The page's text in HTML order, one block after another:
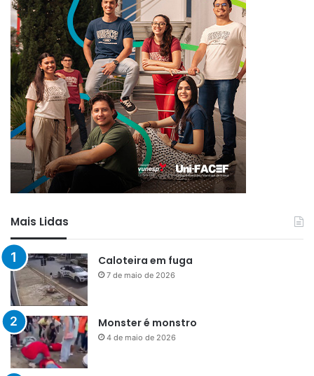
Mais Lidas
Caloteira em fuga
7 de maio de 2026
Monster é monstro
4 de maio de 2026